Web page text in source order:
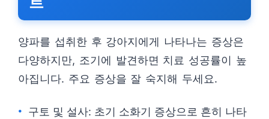
양파를 섭취한 후 강아지에게 나타나는 증상은
다양하지만, 조기에 발견하면 치료 성공률이 높
아집니다. 주요 증상을 잘 숙지해 두세요.
구토 및 설사: 초기 소화기 증상으로 흔히 나타